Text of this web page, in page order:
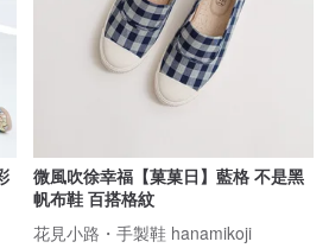
微風吹徐幸福【菓菓日】藍格 不是黑
帆布鞋 百搭格紋
花見小路・手製鞋 hanamikoji